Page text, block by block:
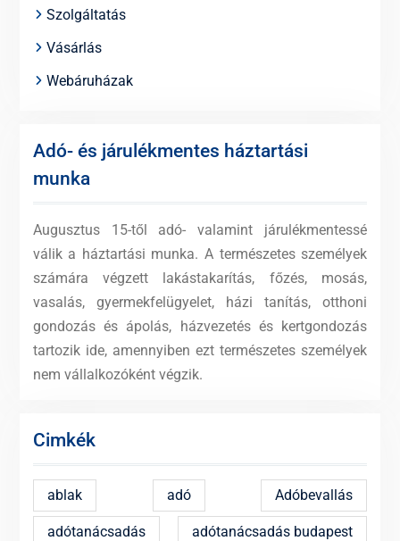
Szolgáltatás
Vásárlás
Webáruházak
Adó- és járulékmentes háztartási
munka
Augusztus 15-től adó- valamint járulékmentessé
válik a háztartási munka. A természetes személyek
számára végzett lakástakarítás, főzés, mosás,
vasalás, gyermekfelügyelet, házi tanítás, otthoni
gondozás és ápolás, házvezetés és kertgondozás
tartozik ide, amennyiben ezt természetes személyek
nem vállalkozóként végzik.
Cimkék
ablak adó Adóbevallás
adótanácsadás adótanácsadás budapest